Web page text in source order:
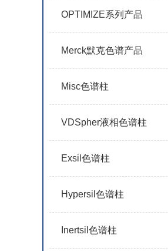
OPTIMIZE系列产品
Merck默克色谱产品
Misc色谱柱
VDSpher液相色谱柱
Exsil色谱柱
Hypersil色谱柱
Inertsil色谱柱